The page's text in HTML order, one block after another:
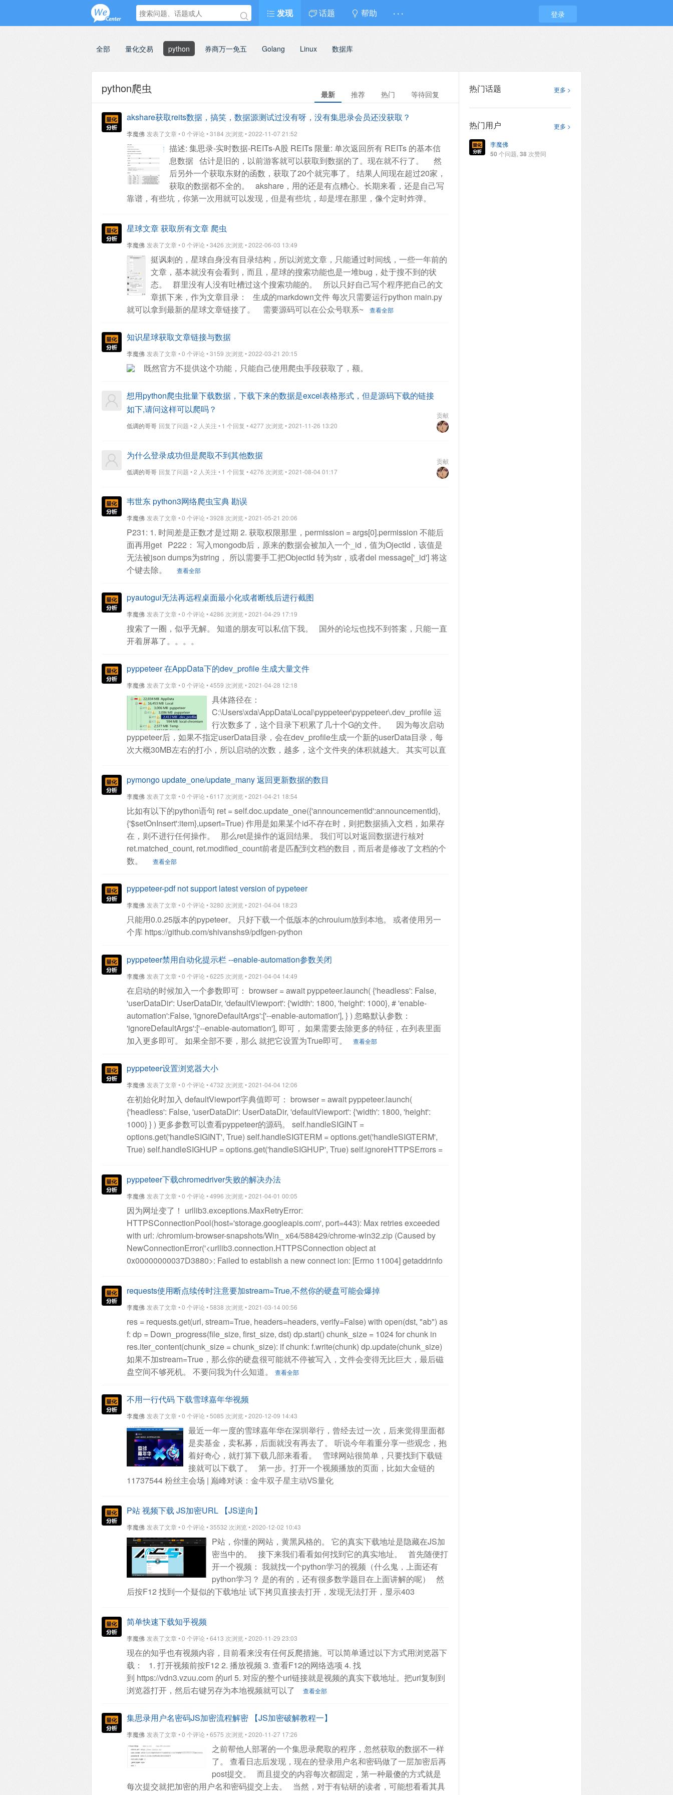
发现 话题 帮助 · · · 登录
全部 量化交易 python 券商万一免五 Golang Linux 数据库
等待回复
热门
推荐
最新
python爬虫
akshare获取reits数据，搞笑，数据源测试过没有呀，没有集思录会员还没获取？
李魔佛 发表了文章 • 0 个评论 • 3184 次浏览 • 2022-11-07 21:52
描述: 集思录-实时数据-REITs-A股 REITs 限量: 单次返回所有 REITs 的基本信
息数据 估计是旧的，以前游客就可以获取到数据的了。现在就不行了。
然
后另外一个获取东财的函数，获取了20个就完事了。
结果人间现在超过20家，
获取的数据都不全的。
akshare，用的还是有点糟心。长期来看，还是自己写
靠谱，有些坑，你第一次用就可以发现，但是有些坑，却是埋在那里，像个定时炸弹。
星球文章 获取所有文章 爬虫
李魔佛 发表了文章 • 0 个评论 • 3426 次浏览 • 2022-06-03 13:49
挺讽刺的，星球自身没有目录结构，所以浏览文章，只能通过时间线，一些一年前的
文章，基本就没有会看到，而且，星球的搜索功能也是一堆bug，处于搜不到的状
态。
群里没有人没有吐槽过这个搜索功能的。
所以只好自己写个程序把自己的文
章抓下来，作为文章目录：
生成的markdown文件每次只需要运行python main.py
就可以拿到最新的星球文章链接了。
需要源码可以在公众号联系~ 查看全部
知识星球获取文章链接与数据
李魔佛 发表了文章 • 0 个评论 • 3159 次浏览 • 2022-03-21 20:15
既然官方不提供这个功能，只能自己使用爬虫手段获取了，额。
想用python爬虫批量下载数据，下载下来的数据是excel表格形式，但是源码下载的链接
如下,请问这样可以爬吗？
贡献
低调的哥哥 回复了问题 • 2 人关注 • 1 个回复 • 4277 次浏览 • 2021-11-26 13:20
为什么登录成功但是爬取不到其他数据
贡献
低调的哥哥 回复了问题 • 2 人关注 • 1 个回复 • 4276 次浏览 • 2021-08-04 01:17
韦世东 python3网络爬虫宝典 勘误
李魔佛 发表了文章 • 0 个评论 • 3928 次浏览 • 2021-05-21 20:06
P231: 1. 时间差是正数才是过期 2. 获取权限那里，permission = args[0].permission 不能后
面再用get P222： 写入mongodb后，原来的数据会被加入一个_id，值为OjectId，该值是
无法被json dumps为string， 所以需要手工把ObjectId 转为str，或者del message['_id'] 将这
个键去除。
查看全部
pyautogui无法再远程桌面最小化或者断线后进行截图
李魔佛 发表了文章 • 0 个评论 • 4286 次浏览 • 2021-04-29 17:19
搜索了一圈，似乎无解。 知道的朋友可以私信下我。
国外的论坛也找不到答案，只能一直
开着屏幕了。。。。
pyppeteer 在AppData下的dev_profile 生成大量文件
李魔佛 发表了文章 • 0 个评论 • 4559 次浏览 • 2021-04-28 12:18
具体路径在：
C:\Users\xda\AppData\Local\pyppeteer\pyppeteer\.dev_profile运
行次数多了，这个目录下积累了几十个G的文件。
因为每次启动
pyppeteer后，如果不指定userData目录，会在dev_profile生成一个新的userData目录，每
次大概30MB左右的打小，所以启动的次数，越多，这个文件夹的体积就越大。
其实可以直
pyppeteer.launch(
{'headless': False, 'userDataDir': UserDataDir,
1800, 'height': 1000},
# 'enable-automation':False,# 'ignoreDefaultArgs':['--enable-
automation'],'ignoreDefaultArgs':True,}userDataDir='D:\Temp'
一个配置文件，并且还可以把cookies，session文件存在同一个地方，如果登录过的网站，
下次可以直接登录，不需要再次输入账号密码。
查看全部
pymongo update_one/update_many 返回更新数据的数目
李魔佛 发表了文章 • 0 个评论 • 6117 次浏览 • 2021-04-21 18:54
比如有以下的python语句 ret = self.doc.update_one({'announcementId':announcementId},
{'$setOnInsert':item},upsert=True) 作用是如果某个id不存在时，则把数据插入文档，如果存
在，则不进行任何操作。
那么ret是操作的返回结果。
我们可以对返回数据进行核对
ret.matched_count, ret.modified_count前者是匹配到文档的数目，而后者是修改了文档的个
数。
查看全部
pyppeteer-pdf not support latest version of pypeteer
李魔佛 发表了文章 • 0 个评论 • 3280 次浏览 • 2021-04-04 18:23
只能用0.0.25版本的pypeteer。 只好下载一个低版本的chrouium放到本地。
或者使用另一
个库 https://github.com/shivanshs9/pdfgen-python
pyppeteer禁用自动化提示栏 --enable-automation参数关闭
李魔佛 发表了文章 • 0 个评论 • 6225 次浏览 • 2021-04-04 14:49
在启动的时候加入一个参数即可： browser = await pyppeteer.launch({'headless': False,
'userDataDir': UserDataDir, 'defaultViewport': {'width': 1800, 'height': 1000}, # 'enable-
automation':False, 'ignoreDefaultArgs':['--enable-automation'], }) 忽略默认参数：
'ignoreDefaultArgs':['--enable-automation'], 即可， 如果需要去除更多的特征，在列表里面
加入更多即可。
如果全部不要，那么 就把它设置为True即可。 查看全部
pyppeteer设置浏览器大小
李魔佛 发表了文章 • 0 个评论 • 4732 次浏览 • 2021-04-04 12:06
在初始化时加入 defaultViewport字典值即可： browser = await pyppeteer.launch(
{'headless': False, 'userDataDir': UserDataDir, 'defaultViewport': {'width': 1800, 'height':
1000}}) 更多参数可以查看pyppeteer的源码。
self.handleSIGINT =
options.get('handleSIGINT', True) self.handleSIGTERM = options.get('handleSIGTERM',
True) self.handleSIGHUP = options.get('handleSIGHUP', True) self.ignoreHTTPSErrors =
options.get('defaultViewport', {'width': 800, 'height': 600}) # noqa: E501
options.get('slowMo', 0)
self.timeout = options.get('timeout', 30000)
options.get('autoClose', True)
查看全部
pyppeteer下载chromedriver失败的解决办法
李魔佛 发表了文章 • 0 个评论 • 4996 次浏览 • 2021-04-01 00:05
因为网址变了！ urllib3.exceptions.MaxRetryError:
HTTPSConnectionPool(host='storage.googleapis.com', port=443): Max retries exceeded
with url: /chromium-browser-snapshots/Win_
x64/588429/chrome-win32.zip (Caused by
NewConnectionError('<urllib3.connection.HTTPSConnection object at
0x00000000037D3880>: Failed to establish a new connect ion: [Errno 11004] getaddrinfo
https://commondatastorage.googleapis.com/chromium-browser-
snapshots/Win_x64/575458/chrome-win32.zip 所以，哎，这个库真的有点烂。
上面的链接，然后解压到本地路径，然后在设置一个环境变量指向这个目录即可。
requests使用断点续传时注意要加stream=True,不然你的硬盘可能会爆掉
李魔佛 发表了文章 • 0 个评论 • 5838 次浏览 • 2021-03-14 00:56
res = requests.get(url, stream=True, headers=headers, verify=False) with open(dst, "ab") as
f: dp = Down_progress(file_size, first_size, dst) dp.start() chunk_size = 1024for chunk in
res.iter_content(chunk_size = chunk_size): if chunk: f.write(chunk) dp.update(chunk_size)
如果不加stream=True，那么你的硬盘很可能就不停被写入，文件会变得无比巨大，最后磁
盘空间不够死机。
不要问我为什么知道。 查看全部
不用一行代码 下载雪球嘉年华视频
李魔佛 发表了文章 • 0 个评论 • 5085 次浏览 • 2020-12-09 14:43
最近一年一度的雪球嘉年华在深圳举行，曾经去过一次，后来觉得里面都
是卖基金，卖私募，后面就没有再去了。
听说今年着重分享一些观念，抱
着好奇心，就打算下载几部来看看。
雪球网站很简单，只要找到下载链
接就可以下载了。
第一步。打开一个视频播放的页面，比如大金链的
11737544 粉丝主会场 | 巅峰对谈：金牛双子星主动VS量化
查找 mp4，flv，webp等流媒体字样。
转义字符：
http:\u002F\u002F1256122120.vod2.myqcloud.com\u002F53ad1740vodtranscq12561221
20\u002F17ebe5145285890810945319765\u002Fv.f20.mp4直接在浏览器是无法直接打开
的。可以直接替换\u002f 为一个斜杠 \ 就可以了。如果嫌麻烦，可以在浏览器里面，按下
F12，在console页面里面输入上面的地址，前后加个双引号，然后回车，就可以得到完整
的地址了。 原创文章，转载请注明出处 http://30daydo.com/article/44119 查看全部
P站 视频下载 JS加密URL 【JS逆向】
李魔佛 发表了文章 • 0 个评论 • 35532 次浏览 • 2020-12-02 10:43
P站，你懂的网站，黄黑风格的。
它的真实下载地址是隐藏在JS加
密当中的。
接下来我们看看如何找到它的真实地址。
首先随便打
开一个视频： 我就找一个python学习的视频（什么鬼，上面还有
python学习？ 是的有的，还有很多数学题目在上面讲解的呢）
然
后按F12 找到一个疑似的下载地址 试下拷贝直接去打开，发现无法打开，显示403
然后打开页面的源码
不同分辨率格式的字段，我们把这个JavaScript的代码扣下来，然后保存为p_hub.js
code 或者其他编辑器打开看到了他们生成过程了吗？
都没有输出。 因为上面代码并没有任何输出语句，我们在最后加一个
console.log(quality_720p); 就会有输出的了。看到了吗？然后拿这个地址去试试，看能否
播放和下载。果然，浏览器里面出现了一个， 额， python学习的页面，一个单独的视频页
面，所以可以直接右键，弹出一个保存视频的菜单，然后可以直接下载了。
#!/usr/bin/env python# http://30daydo.comimport osimport re
from lxml import etree from clint.textui import progress
file='crawler' logger.add( "logs/%s.log" % file,
{message}",)headers = {"User-Agent": "Mozilla/5.0 (Macintosh; Intel Mac OS X 10_13_1)
AppleWebKit/537.36 (KHTML, like Gecko) Chrome/63.0.3239.84 Safari/537.36",}proxies
# 如果代理不稳定，不推荐使用 # local proxy service# proxies example:# proxies = {#
"http": "socks5://127.0.0.1:1080",# "https": "socks5://127.0.0.1:1080",# } def list_page(url):
简单快速下载知乎视频
李魔佛 发表了文章 • 0 个评论 • 6413 次浏览 • 2020-11-29 23:03
现在的知乎也有视频内容，目前看来没有任何反爬措施。可以简单通过以下方式用浏览器下
载：
1. 打开视频前按F12 2. 播放视频 3. 查看F12的网络选项 4. 找
到 https://vdn3.vzuu.com 的url 5. 对应的整个url链接就是视频的真实下载地址。把url复制到
浏览器打开，然后右键另存为本地视频就可以了
查看全部
集思录用户名密码JS加密流程解密 【JS加密破解教程一】
李魔佛 发表了文章 • 0 个评论 • 6575 次浏览 • 2020-11-27 17:26
之前帮他人部署的一个集思录爬取的程序，忽然获取的数据不一样
了。 查看日志后发现，现在的登录用户名和密码做了一层加密后再
post提交。
而且提交的内容每次都固定，第一种最傻的方式就是
每次提交就把加密的用户名和密码提交上去。
当然，对于有钻研的读者，可能想看看其具
更多 >
热门话题
更多 >
热门用户
李魔佛
50 个问题, 38次赞同